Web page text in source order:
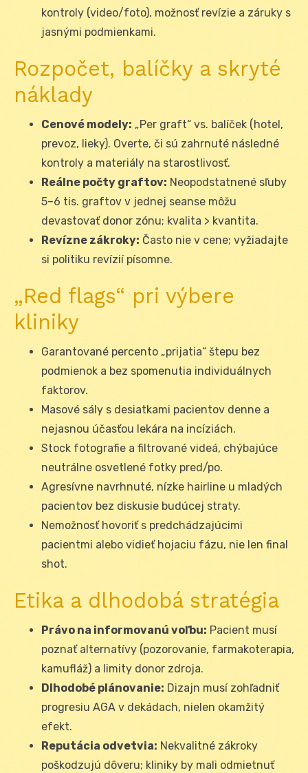
kontroly (video/foto), možnosť revízie a záruky s
jasnými podmienkami.
Rozpočet, balíčky a skryté
náklady
Cenové modely: „Per graft“ vs. balíček (hotel,
prevoz, lieky). Overte, či sú zahrnuté následné
kontroly a materiály na starostlivosť.
Reálne počty graftov: Neopodstatnené sľuby
5–6 tis. graftov v jednej seanse môžu
devastovať donor zónu; kvalita > kvantita.
Revízne zákroky: Často nie v cene; vyžiadajte
si politiku revízií písomne.
„Red flags“ pri výbere
kliniky
Garantované percento „prijatia“ štepu bez
podmienok a bez spomenutia individuálnych
faktorov.
Masové sály s desiatkami pacientov denne a
nejasnou účasťou lekára na incíziách.
Stock fotografie a filtrované videá, chýbajúce
neutrálne osvetlené fotky pred/po.
Agresívne navrhnuté, nízke hairline u mladých
pacientov bez diskusie budúcej straty.
Nemožnosť hovoriť s predchádzajúcimi
pacientmi alebo vidieť hojaciu fázu, nie len final
shot.
Etika a dlhodobá stratégia
Právo na informovanú voľbu: Pacient musí
poznať alternatívy (pozorovanie, farmakoterapia,
kamufláž) a limity donor zdroja.
Dlhodobé plánovanie: Dizajn musí zohľadniť
progresiu AGA v dekádach, nielen okamžitý
efekt.
Reputácia odvetvia: Nekvalitné zákroky
poškodzujú dôveru; kliniky by mali odmietnuť